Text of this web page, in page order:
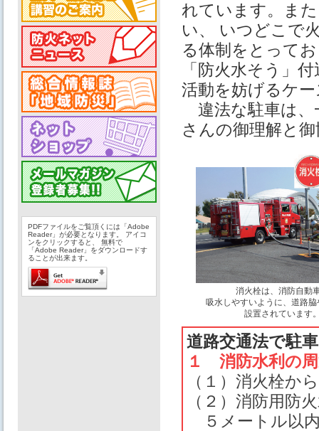
PDFファイルをご覧頂くには「Adobe
Reader」が必要となります。 アイコ
ンをクリックすると、 無料で
「Adobe Reader」をダウンロードす
ることが出来ます。
れています。ま
い、 いつどこで
る体制をとって
「防火水そう」
活動を妨げるケ
違法な駐車は、
さんの御理解と
消火栓は、消防自動
吸水しやすいように、道路
設置されています
道路交通法で駐
１ 消防水利の
（１）消火栓か
（２）消防用防
５メートル以